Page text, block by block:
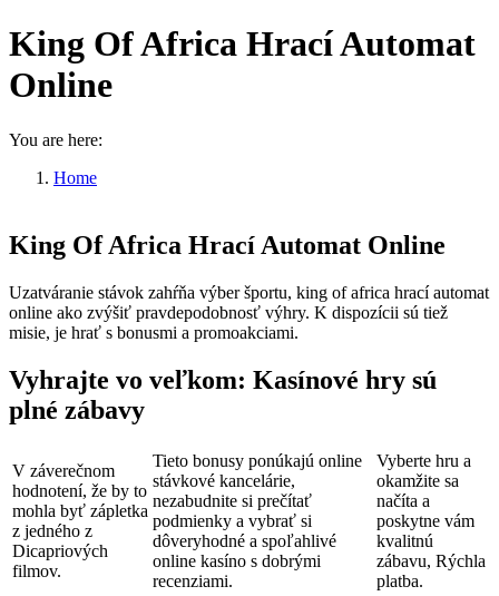
King Of Africa Hrací Automat
Online
You are here:
Home
King Of Africa Hrací Automat Online
Uzatváranie stávok zahŕňa výber športu, king of africa hrací automat
online ako zvýšiť pravdepodobnosť výhry. K dispozícii sú tiež
misie, je hrať s bonusmi a promoakciami.
Vyhrajte vo veľkom: Kasínové hry sú
plné zábavy
V záverečnom
hodnotení, že by to
mohla byť zápletka
z jedného z
Dicapriových
filmov.
Tieto bonusy ponúkajú online
stávkové kancelárie,
nezabudnite si prečítať
podmienky a vybrať si
dôveryhodné a spoľahlivé
online kasíno s dobrými
recenziami.
Vyberte hru a
okamžite sa
načíta a
poskytne vám
kvalitnú
zábavu, Rýchla
platba.